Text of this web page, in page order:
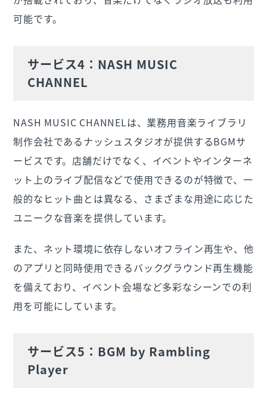
可能です。
サービス4：NASH MUSIC
CHANNEL
NASH MUSIC CHANNELは、業務用音楽ライブラリ
制作会社であるナッシュスタジオが提供するBGMサ
ービスです。店舗だけでなく、イベントやインターネ
ット上のライブ配信などで使用できるのが特徴で、一
般的なヒット曲とは異なる、さまざまな用途に応じた
ユニークな音楽を提供しています。
また、ネット環境に依存しないオフライン再生や、他
のアプリと同時使用できるバックグラウンド再生機能
を備えており、イベント会場など多彩なシーンでの利
用を可能にしています。
サービス5：BGM by Rambling
Player